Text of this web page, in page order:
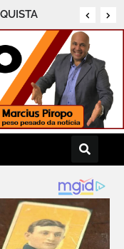
o grande
Jaguaripe